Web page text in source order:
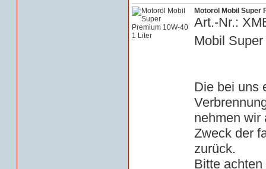
Motoröl Mobil Super
Art.-Nr.:
Mobil
Die bei uns
nehmen wir
Zweck der
zurück.
Bitte